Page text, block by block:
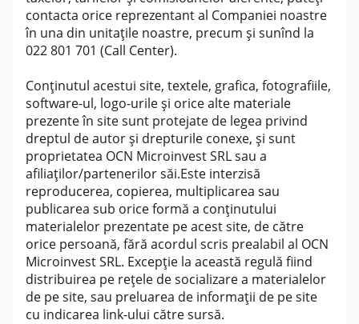
contacta orice reprezentant al Companiei noastre
în una din unitațile noastre, precum și sunînd la
022 801 701 (Call Center).
Conținutul acestui site, textele, grafica, fotografiile,
software-ul, logo-urile și orice alte materiale
prezente în site sunt protejate de legea privind
dreptul de autor și drepturile conexe, și sunt
proprietatea OCN Microinvest SRL sau a
afiliaților/partenerilor săi.Este interzisă
reproducerea, copierea, multiplicarea sau
publicarea sub orice formă a conținutului
materialelor prezentate pe acest site, de către
orice persoană, fără acordul scris prealabil al OCN
Microinvest SRL. Excepție la această regulă fiind
distribuirea pe rețele de socializare a materialelor
de pe site, sau preluarea de informații de pe site
cu indicarea link-ului către sursă.